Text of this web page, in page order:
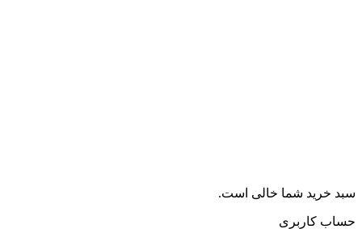
سبد خرید شما خالی است.
حساب کاربری